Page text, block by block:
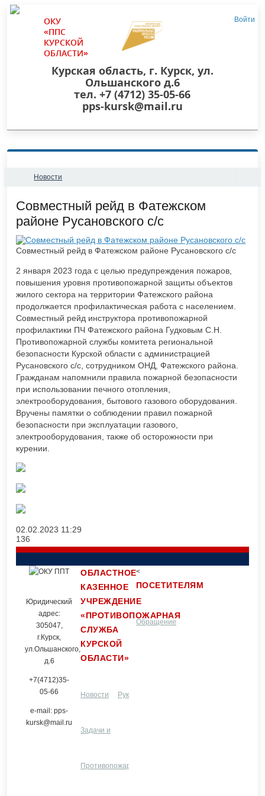
Войти
ОКУ
«ППС
КУРСКОЙ
ОБЛАСТИ»
Курская область, г. Курск, ул.
Ольшанского д.6
тел. +7 (4712) 35-05-66
pps-kursk@mail.ru
Новости
​Совместный рейд в Фатежском
районе Русановского с/с
Совместный рейд в Фатежском районе Русановского с/с
2 января 2023 года с целью предупреждения пожаров,
повышения уровня противопожарной защиты объектов
жилого сектора на территории Фатежского района
продолжается профилактическая работа с населением.
Совместный рейд инструктора противопожарной
профилактики ПЧ Фатежского района Гудковым С.Н.
Противопожарной службы комитета региональной
безопасности Курской области с администрацией
Русановского с/с, сотрудником ОНД, Фатежского района.
Гражданам напомнили правила пожарной безопасности
при использовании печного отопления,
электрооборудования, бытового газового оборудования.
Вручены памятки о соблюдении правил пожарной
безопасности при эксплуатации газового,
электрооборудования, также об осторожности при
курении.
02.02.2023 11:29
136
Юридический
адрес:
305047,
г.Курск,
ул.Ольшанского,
д.6
+7(4712)35-
05-66
e-mail: pps-
kursk@mail.ru
ОБЛАСТНОЕ
КАЗЕННОЕ
УЧРЕЖДЕНИЕ
«ПРОТИВОПОЖАРНАЯ
СЛУЖБА
КУРСКОЙ
ОБЛАСТИ»
Новости Руководство и
подразделения
Задачи и
функции
Противопожарная
<
ПОСЕТИТЕЛЯМ
Обращение